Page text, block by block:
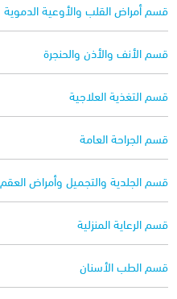
قسم أمراض القلب والأوعية الدموية
قسم الأنف والأذن والحنجرة
قسم التغذية العلاجية
قسم الجراحة العامة
قسم الجلدية والتجميل وأمراض العقم
قسم الرعاية المنزلية
قسم الطب الأسنان